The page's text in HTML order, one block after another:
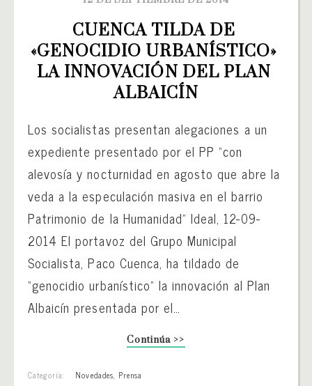
CUENCA TILDA DE
«GENOCIDIO URBANÍSTICO»
LA INNOVACIÓN DEL PLAN
ALBAICÍN
Los socialistas presentan alegaciones a un
expediente presentado por el PP “con
alevosía y nocturnidad en agosto que abre la
veda a la especulación masiva en el barrio
Patrimonio de la Humanidad” Ideal, 12-09-
2014 El portavoz del Grupo Municipal
Socialista, Paco Cuenca, ha tildado de
“genocidio urbanístico” la innovación al Plan
Albaicín presentada por el…
Continúa >>
Categoría: Novedades, Prensa